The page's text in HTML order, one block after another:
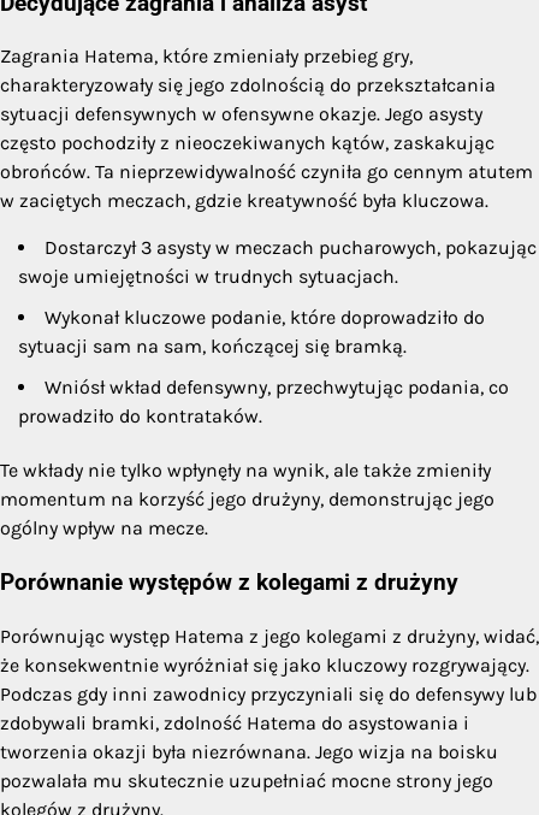
Zagrania Hatema, które zmieniały przebieg gry,
charakteryzowały się jego zdolnością do przekształcania
sytuacji defensywnych w ofensywne okazje. Jego asysty
często pochodziły z nieoczekiwanych kątów, zaskakując
obrońców. Ta nieprzewidywalność czyniła go cennym atutem
w zaciętych meczach, gdzie kreatywność była kluczowa.
Dostarczył 3 asysty w meczach pucharowych, pokazując
swoje umiejętności w trudnych sytuacjach.
Wykonał kluczowe podanie, które doprowadziło do
sytuacji sam na sam, kończącej się bramką.
Wniósł wkład defensywny, przechwytując podania, co
prowadziło do kontrataków.
Te wkłady nie tylko wpłynęły na wynik, ale także zmieniły
momentum na korzyść jego drużyny, demonstrując jego
ogólny wpływ na mecze.
Porównanie występów z kolegami z drużyny
Porównując występ Hatema z jego kolegami z drużyny, widać,
że konsekwentnie wyróżniał się jako kluczowy rozgrywający.
Podczas gdy inni zawodnicy przyczyniali się do defensywy lub
zdobywali bramki, zdolność Hatema do asystowania i
tworzenia okazji była niezrównana. Jego wizja na boisku
pozwalała mu skutecznie uzupełniać mocne strony jego
kolegów z drużyny.